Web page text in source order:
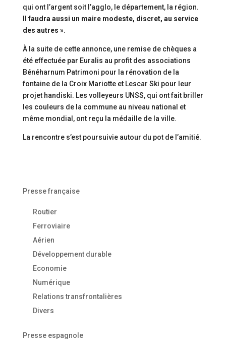
qui ont l’argent soit l’agglo, le département, la région.
Il faudra aussi un maire modeste, discret, au service
des autres ».
À la suite de cette annonce, une remise de chèques a
été effectuée par Euralis au profit des associations
Bénéharnum Patrimoni pour la rénovation de la
fontaine de la Croix Mariotte et Lescar Ski pour leur
projet handiski. Les volleyeurs UNSS, qui ont fait briller
les couleurs de la commune au niveau national et
même mondial, ont reçu la médaille de la ville.
La rencontre s’est poursuivie autour du pot de l’amitié.
Presse française
Routier
Ferroviaire
Aérien
Développement durable
Economie
Numérique
Relations transfrontalières
Divers
Presse espagnole